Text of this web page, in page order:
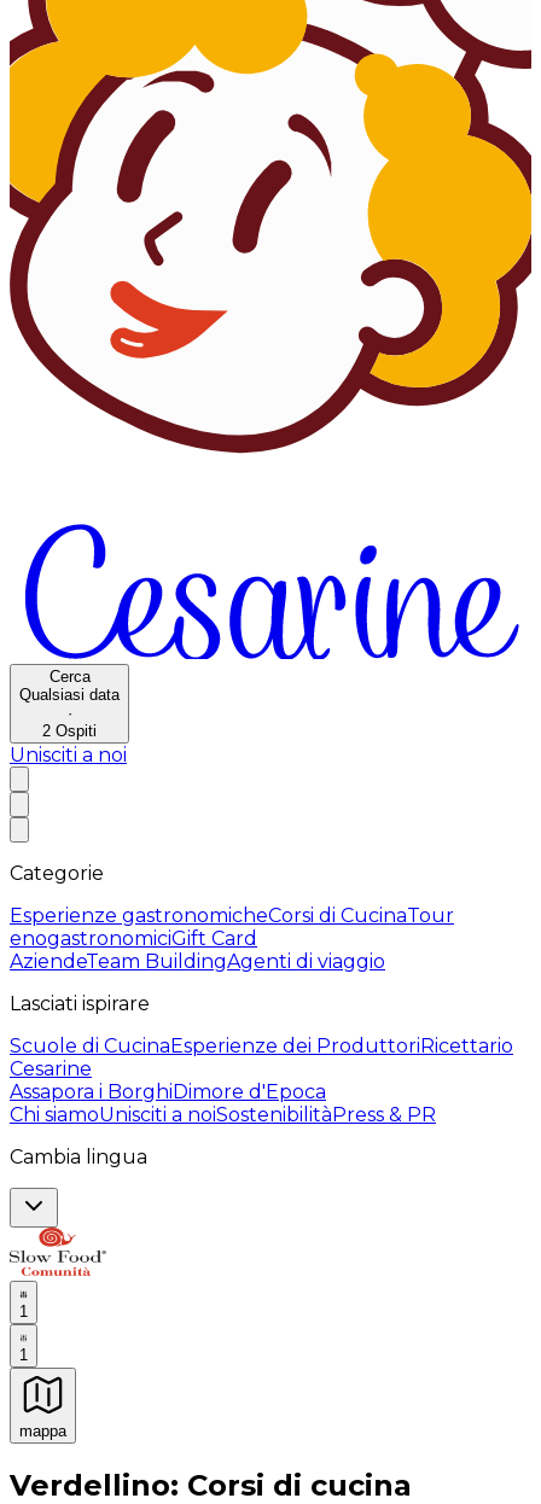
Cerca
Qualsiasi data
·
2 Ospiti
Unisciti a noi
Categorie
Esperienze gastronomicheCorsi di CucinaTour
enogastronomiciGift Card
AziendeTeam BuildingAgenti di viaggio
Lasciati ispirare
Scuole di CucinaEsperienze dei ProduttoriRicettario
Cesarine
Assapora i BorghiDimore d'Epoca
Chi siamoUnisciti a noiSostenibilitàPress & PR
Cambia lingua
1
1
mappa
Esperienze culinarie indimenticabili: Esperienze
Verdellino: Corsi di cucina